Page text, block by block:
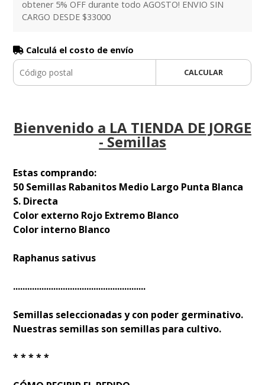
obtener 5% OFF durante todo AGOSTO! ENVIO SIN
CARGO DESDE $33000
Calculá el costo de envío
CALCULAR
Bienvenido a LA TIENDA DE JORGE
- Semillas
Estas comprando:
50 Semillas Rabanitos Medio Largo Punta Blanca
S. Directa
Color externo Rojo Extremo Blanco
Color interno Blanco
Raphanus sativus
........................................................
Semillas seleccionadas y con poder germinativo.
Nuestras semillas son semillas para cultivo.
* * * * *